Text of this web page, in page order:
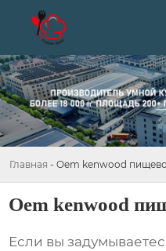
Главная - Oem kenwood
Oem kenwood
Если вы